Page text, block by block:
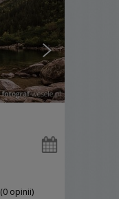
(0 opinii)